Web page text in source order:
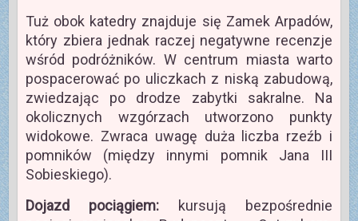
Tuż obok katedry znajduje się Zamek Arpadów,
który zbiera jednak raczej negatywne recenzje
wśród podróżników. W centrum miasta warto
pospacerować po uliczkach z niską zabudową,
zwiedzając po drodze zabytki sakralne. Na
okolicznych wzgórzach utworzono punkty
widokowe. Zwraca uwagę duża liczba rzeźb i
pomników (między innymi pomnik Jana III
Sobieskiego).
Dojazd pociągiem:kursują bezpośrednie